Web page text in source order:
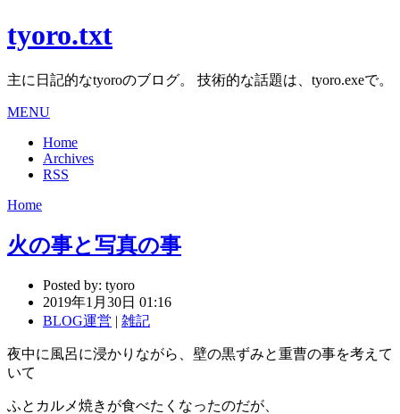
tyoro.txt
主に日記的なtyoroのブログ。 技術的な話題は、tyoro.exeで。
MENU
Home
Archives
RSS
Home
火の事と写真の事
Posted by: tyoro
2019年1月30日 01:16
BLOG運営 | 雑記
夜中に風呂に浸かりながら、壁の黒ずみと重曹の事を考えて
いて
ふとカルメ焼きが食べたくなったのだが、